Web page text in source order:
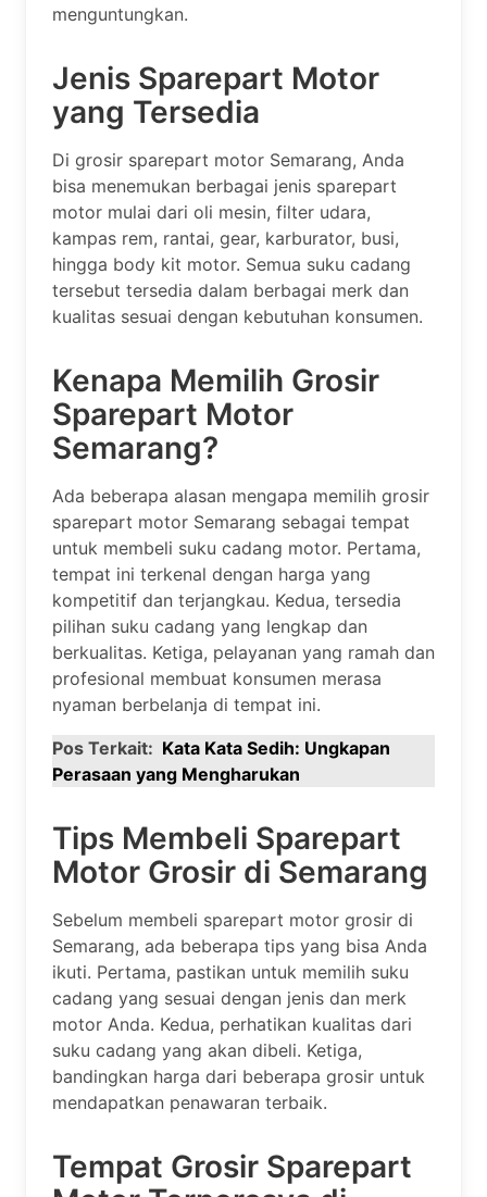
menguntungkan.
Jenis Sparepart Motor
yang Tersedia
Di grosir sparepart motor Semarang, Anda
bisa menemukan berbagai jenis sparepart
motor mulai dari oli mesin, filter udara,
kampas rem, rantai, gear, karburator, busi,
hingga body kit motor. Semua suku cadang
tersebut tersedia dalam berbagai merk dan
kualitas sesuai dengan kebutuhan konsumen.
Kenapa Memilih Grosir
Sparepart Motor
Semarang?
Ada beberapa alasan mengapa memilih grosir
sparepart motor Semarang sebagai tempat
untuk membeli suku cadang motor. Pertama,
tempat ini terkenal dengan harga yang
kompetitif dan terjangkau. Kedua, tersedia
pilihan suku cadang yang lengkap dan
berkualitas. Ketiga, pelayanan yang ramah dan
profesional membuat konsumen merasa
nyaman berbelanja di tempat ini.
Pos Terkait: Kata Kata Sedih: Ungkapan
Perasaan yang Mengharukan
Tips Membeli Sparepart
Motor Grosir di Semarang
Sebelum membeli sparepart motor grosir di
Semarang, ada beberapa tips yang bisa Anda
ikuti. Pertama, pastikan untuk memilih suku
cadang yang sesuai dengan jenis dan merk
motor Anda. Kedua, perhatikan kualitas dari
suku cadang yang akan dibeli. Ketiga,
bandingkan harga dari beberapa grosir untuk
mendapatkan penawaran terbaik.
Tempat Grosir Sparepart